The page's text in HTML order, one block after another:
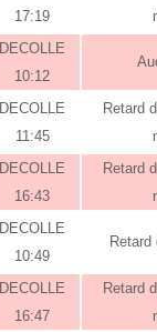
17:19
DECOLLE
10:12
DECOLLE
11:45
Retard
DECOLLE
16:43
Retard
DECOLLE
10:49
Retard
DECOLLE
16:47
Retard